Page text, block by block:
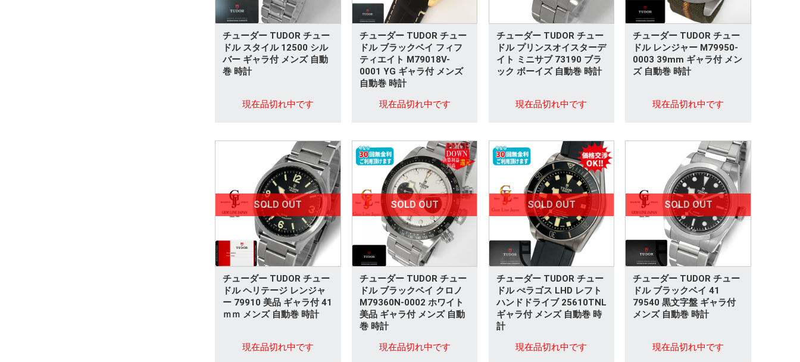
チューダー TUDOR チュー
ドル スタイル 12500 シル
バー ギャラ付 メンズ 自動
巻 時計
現在品切れ中です
チューダー TUDOR チュー
ドル ブラックベイ フィフ
ティエイト M79018V-
0001 YG ギャラ付 メンズ
自動巻 時計
現在品切れ中です
チューダー TUDOR チュー
ドル プリンスオイスターデ
イト ミニサブ 73190 ブラ
ック ボーイズ 自動巻 時計
現在品切れ中です
チューダー TUDOR チュー
ドル レンジャー M79950-
0003 39mm ギャラ付 メン
ズ 自動巻 時計
現在品切れ中です
SOLD OUT
チューダー TUDOR チュー
ドル ヘリテージ レンジャ
ー 79910 美品 ギャラ付 41
ｍｍ メンズ 自動巻 時計
現在品切れ中です
SOLD OUT
チューダー TUDOR チュー
ドル ブラックベイ クロノ
M79360N-0002 ホワイト
美品 ギャラ付 メンズ 自動
巻 時計
現在品切れ中です
SOLD OUT
チューダー TUDOR チュー
ドル ぺラゴス LHD レフト
ハンドドライブ 25610TNL
ギャラ付 メンズ 自動巻 時
計
現在品切れ中です
SOLD OUT
チューダー TUDOR チュー
ドル ブラックベイ 41
79540 黒文字盤 ギャラ付
メンズ 自動巻 時計
現在品切れ中です